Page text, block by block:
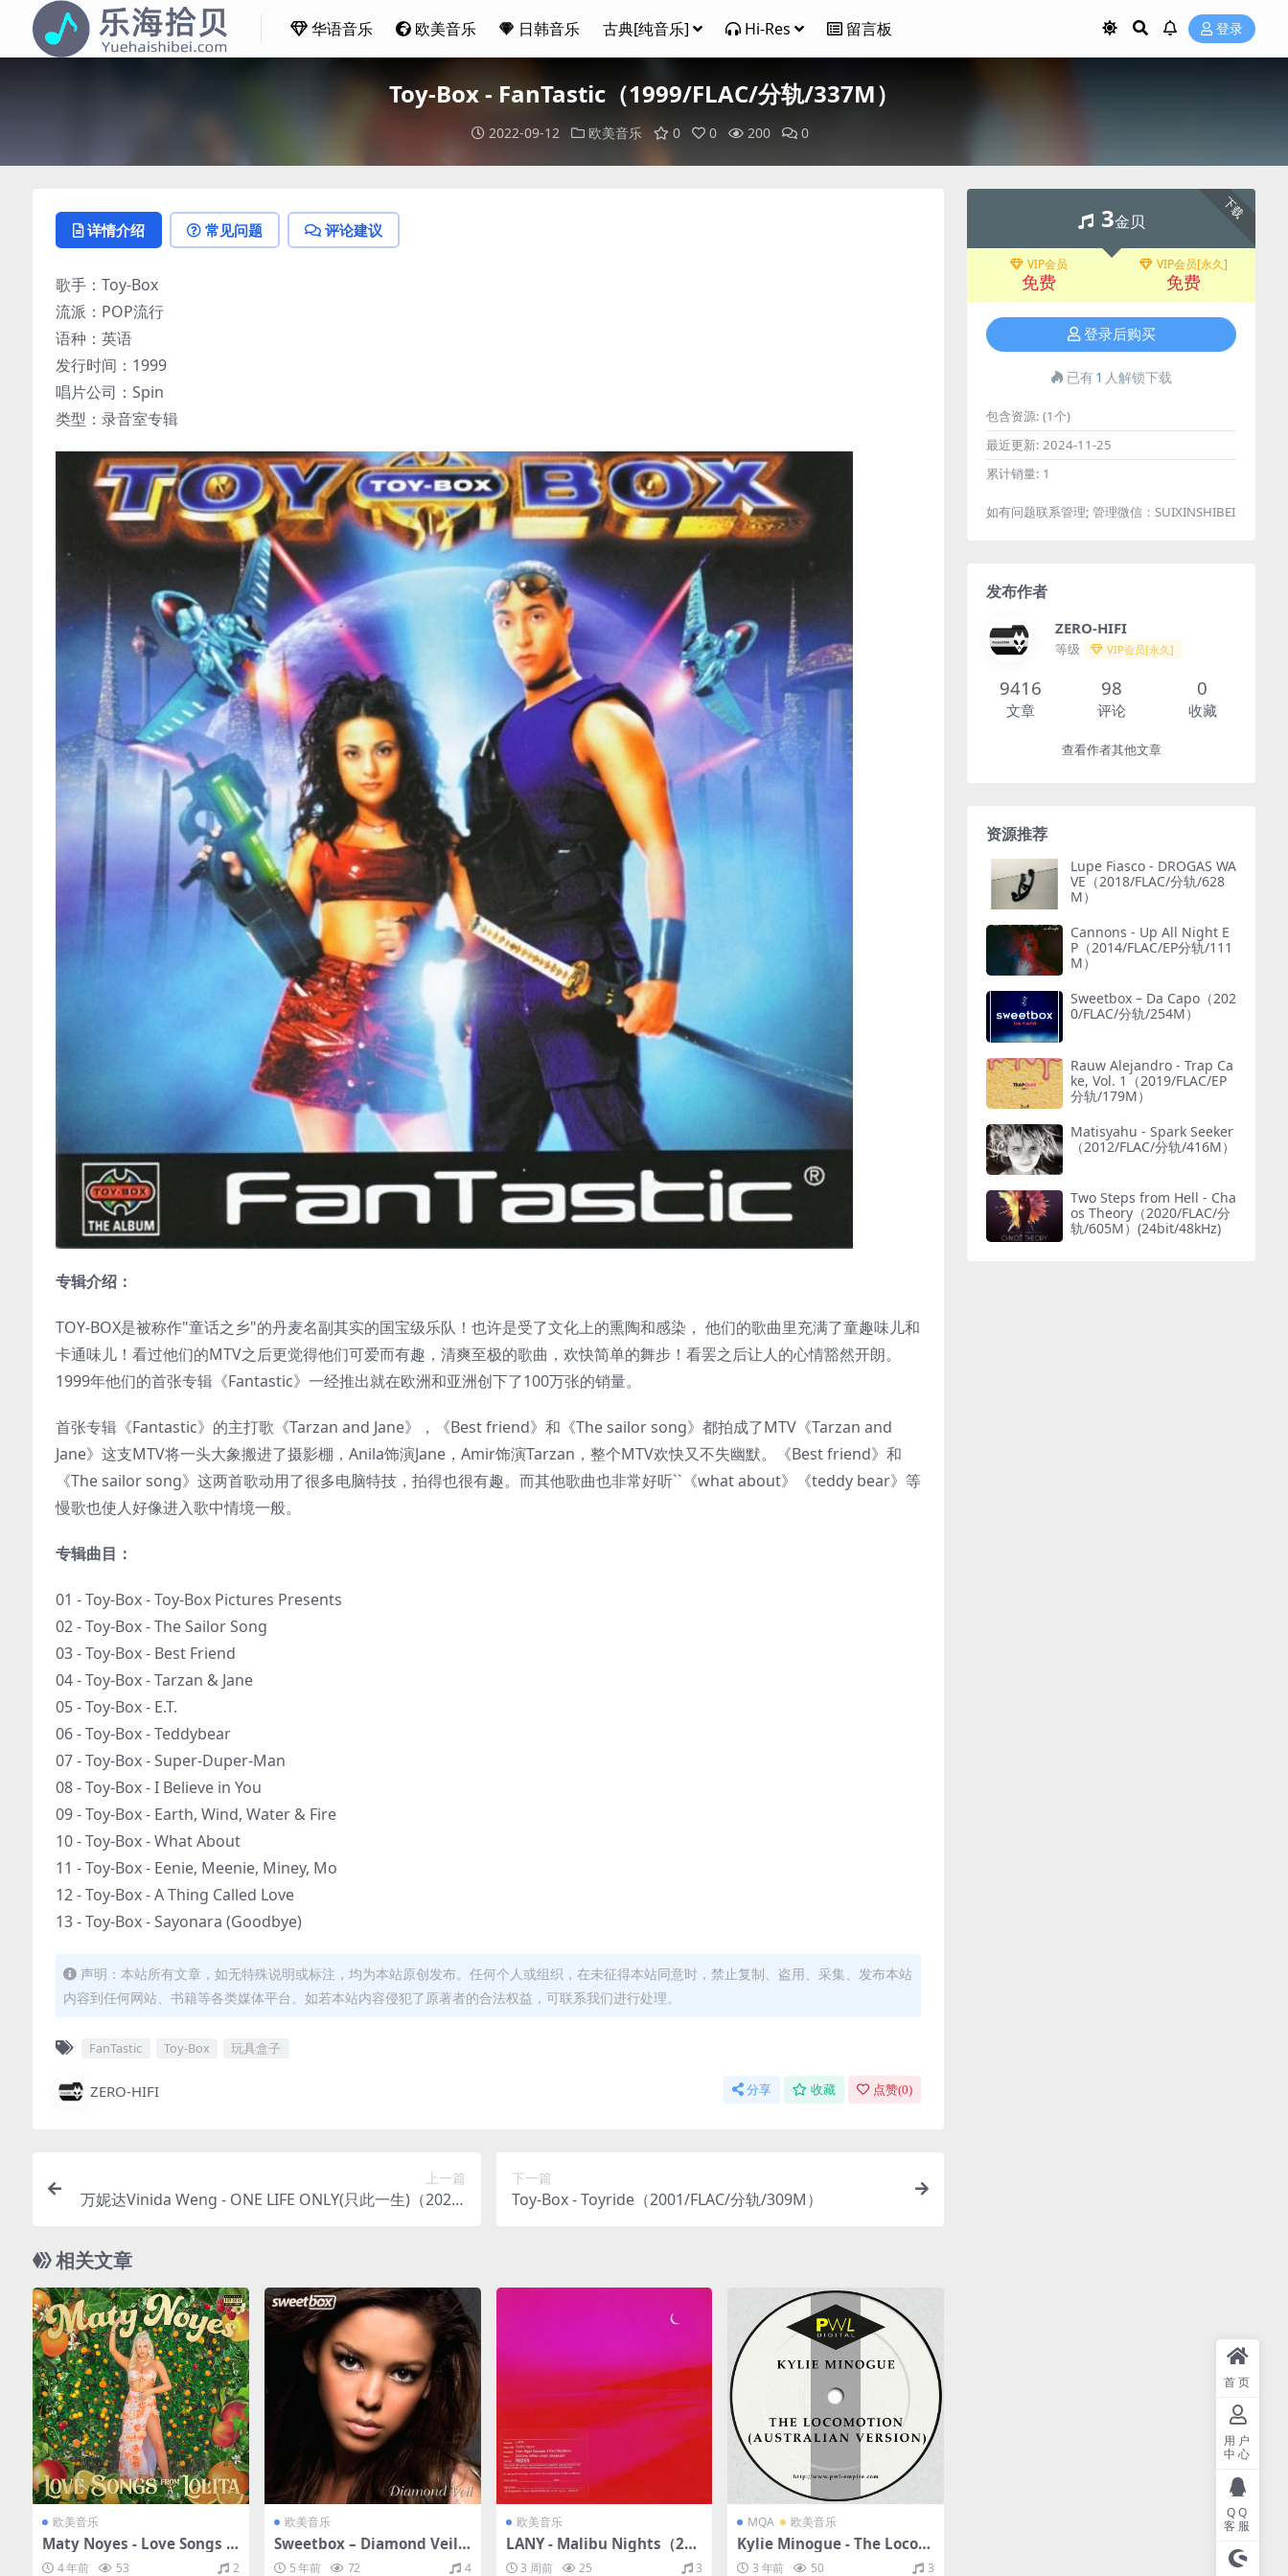
华语音乐 欧美音乐 日韩音乐 古典[纯音乐] Hi-Res 留言板 登录
Toy-Box - FanTastic（1999/FLAC/分轨/337M）
2022-09-12 欧美音乐 0 0 200 0
详情介绍 常见问题 评论建议
歌手：Toy-Box
流派：POP流行
语种：英语
发行时间：1999
唱片公司：Spin
类型：录音室专辑
专辑介绍：
TOY-BOX是被称作"童话之乡"的丹麦名副其实的国宝级乐队！也许是受了文化上的熏陶和感染， 他们的歌曲里充满了童趣味儿和
卡通味儿！看过他们的MTV之后更觉得他们可爱而有趣，清爽至极的歌曲，欢快简单的舞步！看罢之后让人的心情豁然开朗。
1999年他们的首张专辑《Fantastic》一经推出就在欧洲和亚洲创下了100万张的销量。
首张专辑《Fantastic》的主打歌《Tarzan and Jane》，《Best friend》和《The sailor song》都拍成了MTV《Tarzan and
Jane》这支MTV将一头大象搬进了摄影棚，Anila饰演Jane，Amir饰演Tarzan，整个MTV欢快又不失幽默。《Best friend》和
《The sailor song》这两首歌动用了很多电脑特技，拍得也很有趣。而其他歌曲也非常好听``《what about》《teddy bear》等
慢歌也使人好像进入歌中情境一般。
专辑曲目：
01 - Toy-Box - Toy-Box Pictures Presents
02 - Toy-Box - The Sailor Song
03 - Toy-Box - Best Friend
04 - Toy-Box - Tarzan & Jane
05 - Toy-Box - E.T.
06 - Toy-Box - Teddybear
07 - Toy-Box - Super-Duper-Man
08 - Toy-Box - I Believe in You
09 - Toy-Box - Earth, Wind, Water & Fire
10 - Toy-Box - What About
11 - Toy-Box - Eenie, Meenie, Miney, Mo
12 - Toy-Box - A Thing Called Love
13 - Toy-Box - Sayonara (Goodbye)
声明：本站所有文章，如无特殊说明或标注，均为本站原创发布。任何个人或组织，在未征得本站同意时，禁止复制、盗用、采集、发布本站
内容到任何网站、书籍等各类媒体平台。如若本站内容侵犯了原著者的合法权益，可联系我们进行处理。
FanTastic Toy-Box 玩具盒子
ZERO-HIFI 分享 收藏 点赞(0)
上一篇
万妮达Vinida Weng - ONE LIFE ONLY(只此一生)（2022/
下一篇
Toy-Box - Toyride（2001/FLAC/分轨/309M）
相关文章
欧美音乐
Maty Noyes - Love Songs F
rom A Lolita（2018/FLAC/E
4 年前 53 2
欧美音乐
Sweetbox – Diamond Veil
（2011/FLAC/分轨/395M）
5 年前 72 4
欧美音乐
LANY - Malibu Nights（201
8/FLAC/分轨/211M）
3 周前 25 3
MQA 欧美音乐
Kylie Minogue - The Loco-
Motion (Australian Versio
3 年前 50 3
下载
3金贝
VIP会员
免费
VIP会员[永久]
免费
登录后购买
已有1 人解锁下载
包含资源: (1个)
最近更新: 2024-11-25
累计销量: 1
如有问题联系管理; 管理微信：SUIXINSHIBEI
发布作者
ZERO-HIFI
等级 VIP会员[永久]
9416
文章
98
评论
0
收藏
查看作者其他文章
资源推荐
Lupe Fiasco - DROGAS WA
VE（2018/FLAC/分轨/628
M）
Cannons - Up All Night E
P（2014/FLAC/EP分轨/111
M）
Sweetbox – Da Capo（202
0/FLAC/分轨/254M）
Rauw Alejandro - Trap Ca
ke, Vol. 1（2019/FLAC/EP
分轨/179M）
Matisyahu - Spark Seeker
（2012/FLAC/分轨/416M）
Two Steps from Hell - Cha
os Theory（2020/FLAC/分
轨/605M）(24bit/48kHz)
首页
用户
中心
QQ
客服